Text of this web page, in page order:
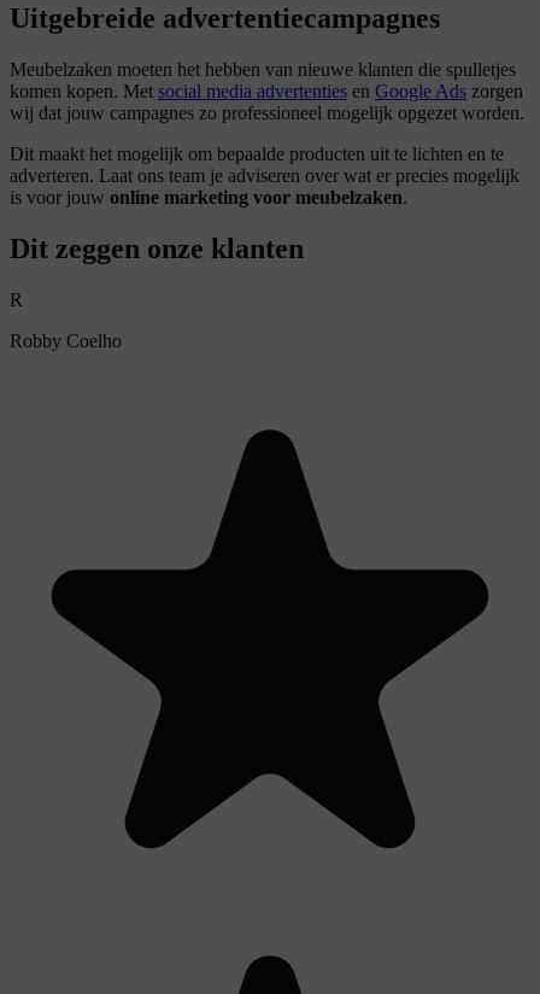
Uitgebreide advertentie­campagnes
Meubelzaken moeten het hebben van nieuwe klanten die spulletjes
komen kopen. Met social media advertenties en Google Ads zorgen
wij dat jouw campagnes zo professioneel mogelijk opgezet worden.
Dit maakt het mogelijk om bepaalde producten uit te lichten en te
adverteren. Laat ons team je adviseren over wat er precies mogelijk
is voor jouw online marketing voor meubelzaken.
Dit zeggen onze klanten
R
Robby Coelho